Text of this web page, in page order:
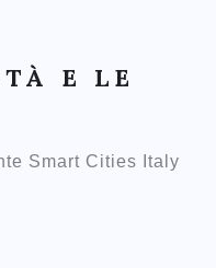
E LE
Smart Cities Italy